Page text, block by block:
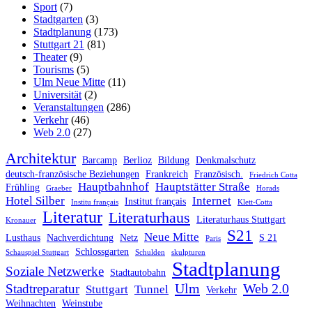
Sport (7)
Stadtgarten (3)
Stadtplanung (173)
Stuttgart 21 (81)
Theater(9)
Tourisms (5)
Ulm Neue Mitte (11)
Universität (2)
Veranstaltungen (286)
Verkehr(46)
Web 2.0 (27)
Architektur Barcamp Berlioz Bildung Denkmalschutz
deutsch-französische Beziehungen Frankreich Französisch. Friedrich Cotta
Frühling Graeber Hauptbahnhof Hauptstätter Straße Horads
Hotel Silber Institu français Institut français Internet Klett-Cotta
Kronauer Literatur Literaturhaus
Literaturhaus Stuttgart
Lusthaus Nachverdichtung Netz Neue Mitte Paris S21 S 21
Schauspiel Stuttgart Schlossgarten Schulden skulpturen
Soziale Netzwerke Stadtautobahn Stadtplanung
Stadtreparatur Stuttgart Tunnel Ulm Verkehr Web 2.0
Weihnachten Weinstube